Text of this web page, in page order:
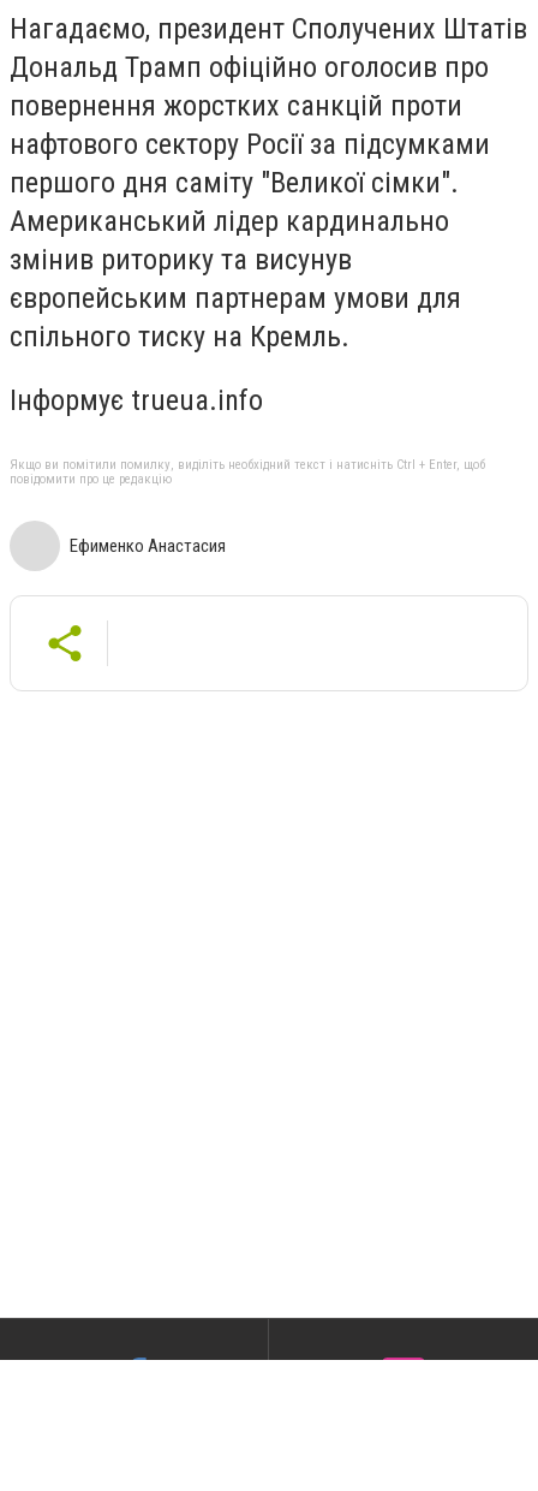
Нагадаємо, президент Сполучених Штатів
Дональд Трамп офіційно оголосив про
повернення жорстких санкцій проти
нафтового сектору Росії за підсумками
першого дня саміту "Великої сімки".
Американський лідер кардинально
змінив риторику та висунув
європейським партнерам умови для
спільного тиску на Кремль.
Інформує trueua.info
Якщо ви помітили помилку, виділіть необхідний текст і натисніть Ctrl + Enter, щоб
повідомити про це редакцію
Ефименко Анастасия